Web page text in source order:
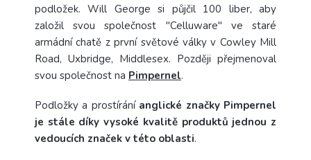
podložek. Will George si půjčil 100 liber, aby
založil svou společnost "Celluware" ve staré
armádní chatě z první světové války v Cowley Mill
Road, Uxbridge, Middlesex. Později přejmenoval
svou společnost na Pimpernel.
Podložky a prostírání anglické značky Pimpernel
je stále díky vysoké kvalitě produktů jednou z
vedoucích značek v této oblasti.